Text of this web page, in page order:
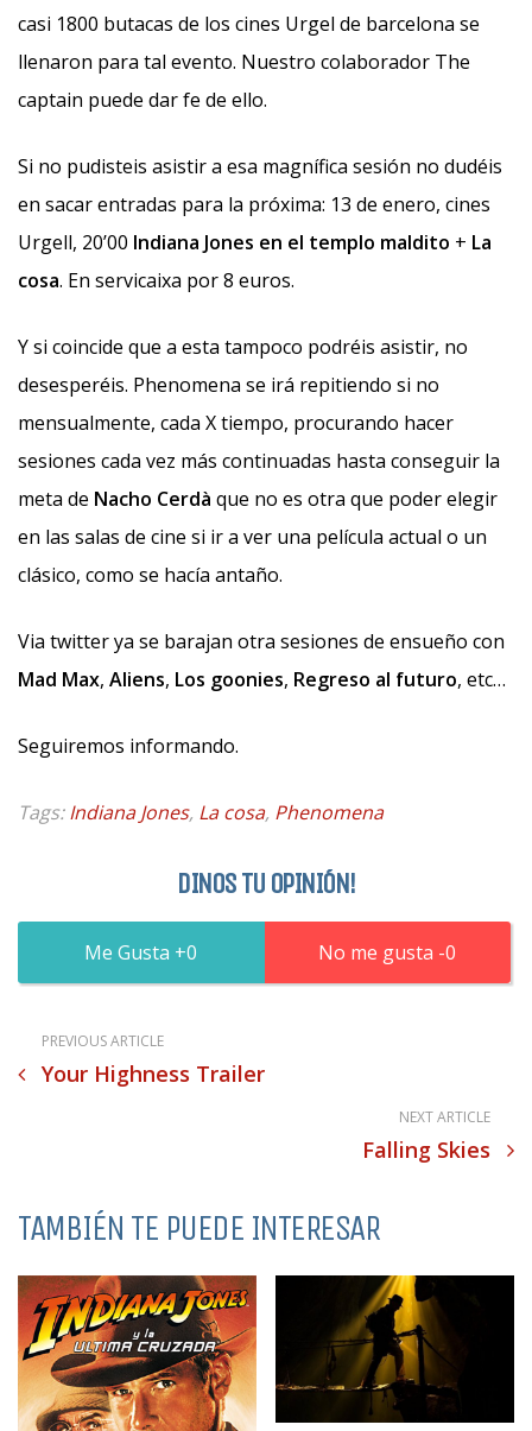
casi 1800 butacas de los cines Urgel de barcelona se
llenaron para tal evento. Nuestro colaborador The
captain puede dar fe de ello.
Si no pudisteis asistir a esa magnífica sesión no dudéis
en sacar entradas para la próxima: 13 de enero, cines
Urgell, 20’00 Indiana Jones en el templo maldito + La
cosa. En servicaixa por 8 euros.
Y si coincide que a esta tampoco podréis asistir, no
desesperéis. Phenomena se irá repitiendo si no
mensualmente, cada X tiempo, procurando hacer
sesiones cada vez más continuadas hasta conseguir la
meta de Nacho Cerdà que no es otra que poder elegir
en las salas de cine si ir a ver una película actual o un
clásico, como se hacía antaño.
Via twitter ya se barajan otra sesiones de ensueño con
Mad Max, Aliens, Los goonies, Regreso al futuro, etc…
Seguiremos informando.
Tags:Indiana Jones, La cosa, Phenomena
DINOS TU OPINIÓN!
0 0
PREVIOUS ARTICLE
Your Highness Trailer
NEXT ARTICLE
Falling Skies
TAMBIÉN TE PUEDE INTERESAR